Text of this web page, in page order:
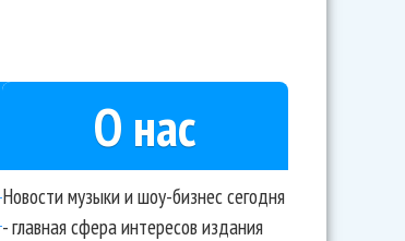
О нас
Новости музыки и шоу-бизнес сегодня
- главная сфера интересов издания